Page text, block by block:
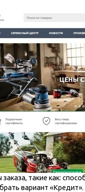
такие как:
вариант «Кредит».